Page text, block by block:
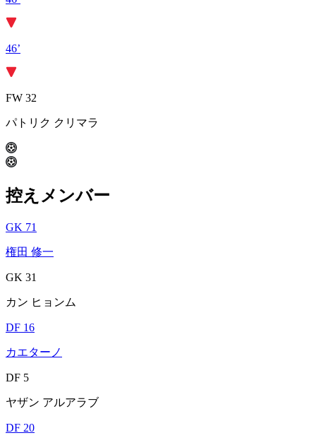
46’
FW 32
パトリク クリマラ
控えメンバー
GK 71
権田 修一
GK 31
カン ヒョンム
DF 16
カエターノ
DF 5
ヤザン アルアラブ
DF 20